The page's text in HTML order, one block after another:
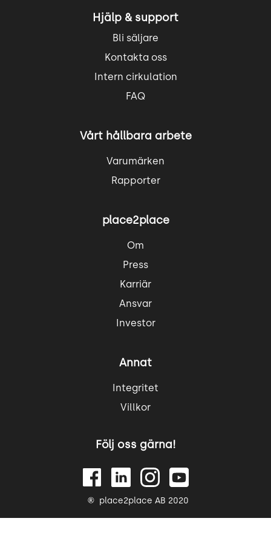
Hjälp & support
Bli säljare
Kontakta oss
Intern cirkulation
FAQ
Vårt hållbara arbete
Varumärken
Rapporter
place2place
Om
Press
Karriär
Ansvar
Investor
Annat
Integritet
Villkor
Följ oss gärna!
place2place AB 2020